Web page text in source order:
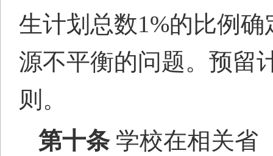
生计划总数1%的比例确
源不平衡的问题。预留
则。
第十条 学校在相关省